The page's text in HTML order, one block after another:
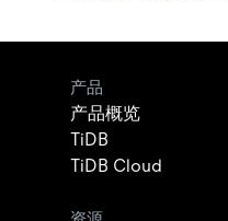
产品
产品概览
TiDB
TiDB Cloud